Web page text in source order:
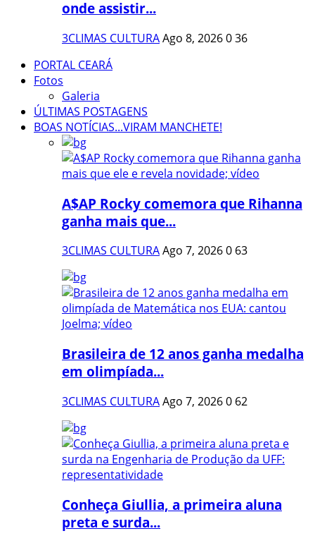
onde assistir...
3CLIMAS CULTURAAgo 8, 2026036
PORTAL CEARÁ
Fotos
Galeria
ÚLTIMAS POSTAGENS
BOAS NOTÍCIAS...VIRAM MANCHETE!
A$AP Rocky comemora que Rihanna
ganha mais que...
3CLIMAS CULTURAAgo 7, 20260 63
Brasileira de 12 anos ganha medalha
em olimpíada...
3CLIMAS CULTURAAgo 7, 20260 62
Conheça Giullia, a primeira aluna
preta e surda...